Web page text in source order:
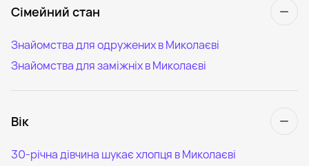
Сімейний стан
Знайомства для одружених в Миколаєві
Знайомства для заміжніх в Миколаєві
Вік
30-річна дівчина шукає хлопця в Миколаєві